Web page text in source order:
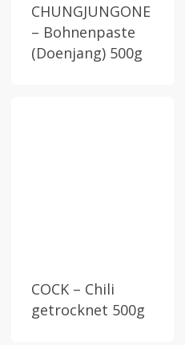
CHUNGJUNGONE
– Bohnenpaste
(Doenjang) 500g
COCK – Chili
getrocknet 500g